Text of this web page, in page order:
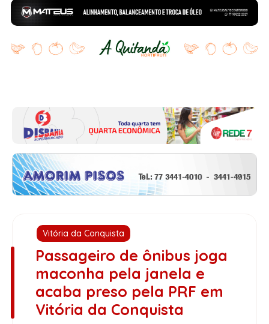
Vitória da Conquista
Passageiro de ônibus joga
maconha pela janela e
acaba preso pela PRF em
Vitória da Conquista